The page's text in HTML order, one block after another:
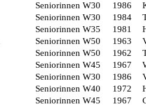
Seniorinnen W30 1986
Seniorinnen W30 1984
Seniorinnen W35 1981
Seniorinnen W50 1963
Seniorinnen W50 1962
Seniorinnen W45 1967
Seniorinnen W30 1986
Seniorinnen W40 1972
Seniorinnen W45 1967